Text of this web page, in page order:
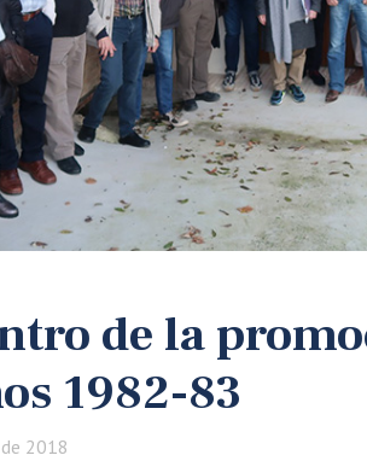
de la
1982-83
2018